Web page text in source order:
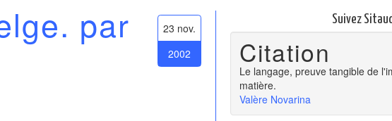
23 nov.
2002
par Suivez
Citation
Le langage, preuve tangible de
matière.
Valère Novarina